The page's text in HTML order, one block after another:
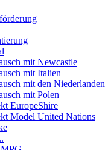
mit Newcastle
mit Italien
mit den Niederlanden
mit Polen
EuropeShire
Model United Nations